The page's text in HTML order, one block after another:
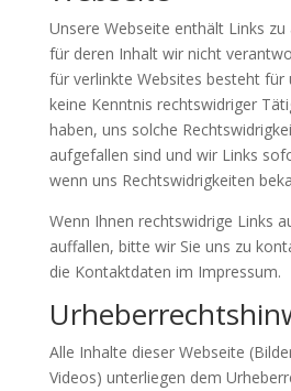
Unsere Webseite enthält Links
für deren Inhalt wir nicht
für verlinkte Websites besteht für
keine Kenntnis rechtswidriger
haben, uns solche
aufgefallen sind und wir Links
wenn uns Rechtswidrigkeiten
Wenn Ihnen rechtswidrige Links
auffallen, bitte wir Sie uns zu
die Kontaktdaten im Impressum.
Alle Inhalte dieser Webseite
Videos) unterliegen dem